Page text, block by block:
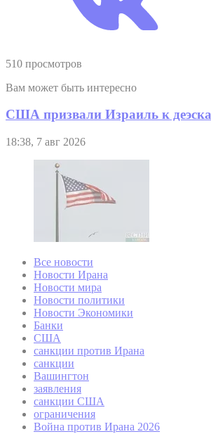
510 просмотров
Вам может быть интересно
США призвали Израиль к
18:38, 7 авг 2026
Все новости
Новости Ирана
Новости мира
Новости политики
Новости Экономики
Банки
США
санкции против Ирана
санкции
Вашингтон
заявления
санкции США
ограничения
Война против Ирана 2026